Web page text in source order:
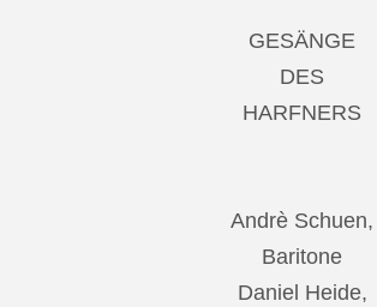
GESÄNGE
DES
HARFNERS
Andrè Schuen,
Baritone
Daniel Heide,